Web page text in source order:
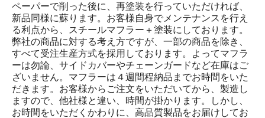
ペーパーで削った後に、再塗装を行っていただければ、
新品同様に蘇ります。お客様自身でメンテナンスを行え
る利点から、スチールマフラー＋塗装にしております。
弊社の商品に対する考え方ですが、一部の商品を除き、
すべて受注生産方式を採用しております。よってマフラ
ーは勿論、サイドカバーやチェーンガードなど在庫はご
ざいません。マフラーは４週間程納品までお時間をいた
だきます。お客様からご注文をいただいてから、製造し
ますので、他社様と違い、時間が掛かります。しかし、
お時間をいただくかわりに、高品質製品をお届けしてお